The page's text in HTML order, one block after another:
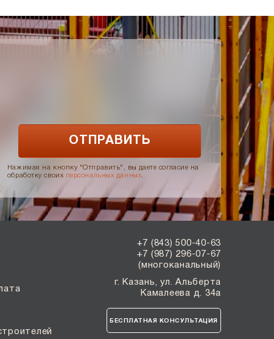
Нажимая на кнопку "Отправить", вы даете согласие на
обработку своих персональных данных
+7 (843) 500-40-63
+7 (987) 296-07-67
(многоканальный)
г. Казань, ул. Альберта
Камалеева д. 34а
БЕСПЛАТНАЯ КОНСУЛЬТАЦИЯ